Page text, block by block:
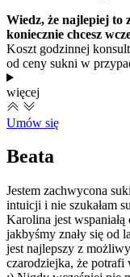
Wiedz, że najlepiej to
koniecznie chcesz
Koszt godzinnej
od ceny sukni w
więcej
Umów się
Beata
Jestem zachwycona
intuicji i nie szukałam
Karolina jest
jakbyśmy znały się od
jest najlepszy z
czarodziejka, że potrafi